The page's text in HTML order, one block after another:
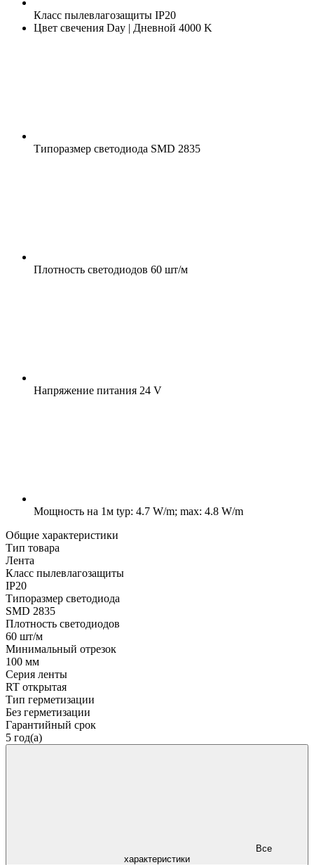
Класс пылевлагозащиты IP20
Цвет свечения Day | Дневной 4000 K
Типоразмер светодиода SMD 2835
Плотность светодиодов 60 шт/м
Напряжение питания 24 V
Мощность на 1м typ: 4.7 W/m; max: 4.8 W/m
Общие характеристики
Тип товара
Лента
Класс пылевлагозащиты
IP20
Типоразмер светодиода
SMD 2835
Плотность светодиодов
60 шт/м
Минимальный отрезок
100 мм
Серия ленты
RT открытая
Тип герметизации
Без герметизации
Гарантийный срок
5 год(а)
характеристики